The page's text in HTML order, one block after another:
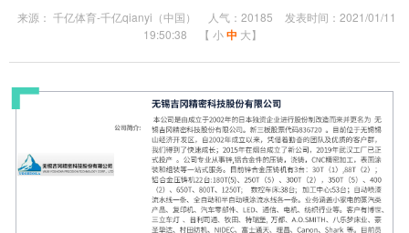
来源： 千亿体育-千亿qianyi（中国） 人气：20185
发表时间：2021/01/11
19:50:38
【 小 中 大】